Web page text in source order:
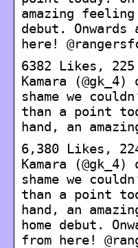
amazing feeling
debut. Onwards
here!
6382 Likes, 225
Kamara
shame we
than a point
hand, an
6,380 Likes,
Kamara
shame we
than a point
hand, an
home debut.
from here!